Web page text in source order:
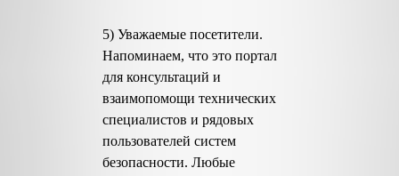
5) Уважаемые посетители.
Напоминаем, что это портал
для консультаций и
взаимопомощи технических
специалистов и рядовых
пользователей систем
безопасности. Любые